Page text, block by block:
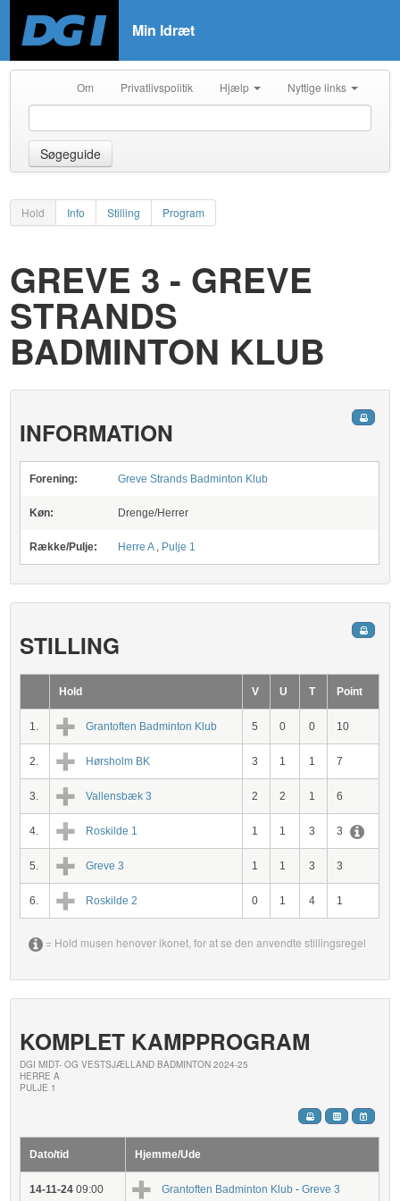
Min Idræt
Om Privatlivspolitik Hjælp Nyttige links
Søgeguide
Hold Info Stilling Program
GREVE 3 - GREVE
STRANDS
BADMINTON KLUB
INFORMATION
Forening: Greve Strands Badminton Klub
Køn: Drenge/Herrer
Række/Pulje: Herre A, Pulje 1
STILLING
Hold V U T Point
1. Grantoften Badminton Klub 5 0 0 10
2. Hørsholm BK 3 1 1 7
3. Vallensbæk 3 2 2 1 6
4. Roskilde 1 1 1 3 3
5. Greve 3 1 1 3 3
6. Roskilde 2 0 1 4 1
= Hold musen henover ikonet, for at se den anvendte stillingsregel
KOMPLET KAMPPROGRAM
DGI MIDT- OG VESTSJÆLLAND BADMINTON 2024-25
HERRE A
PULJE 1
Dato/tid Hjemme/Ude
14-11-24 09:00 Grantoften Badminton Klub -Greve 3